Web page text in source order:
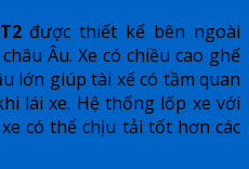
được thiết kế bên ngoài
Âu. Xe có chiều cao ghế
lớn giúp tài xế có tầm quan
lái xe. Hệ thống lốp xe với
có thể chịu tải tốt hơn các